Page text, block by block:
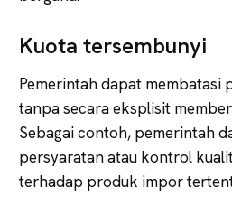
Kuota tersembunyi
Pemerintah dapat membatasi
tanpa secara eksplisit
Sebagai contoh, pemerintah
persyaratan atau kontrol
terhadap produk impor